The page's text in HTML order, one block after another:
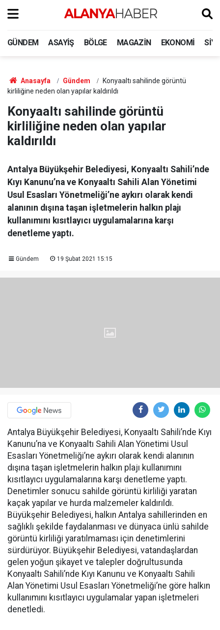
GÜNDEM ASAYIŞ BÖLGE MAGAZIN EKONOMI
Anasayfa Gündem
Konyaaltı sahilinde görüntü
kirliliğine neden olan yapılar kaldırıldı
Konyaaltı sahilinde görüntü
kirliliğine neden olan yapılar
kaldırıldı
Antalya Büyükşehir Belediyesi, Konyaaltı Sahili’nde
Kıyı Kanunu’na ve Konyaaltı Sahili Alan Yönetimi
Usul Esasları Yönetmeliği’ne aykırı olarak kendi
alanının dışına taşan işletmelerin halkın plajı
kullanımını kısıtlayıcı uygulamalarına karşı
denetleme yaptı.
Gündem 19 Şubat 2021 15:15
Antalya Büyükşehir Belediyesi, Konyaaltı Sahili’nde Kıyı
Kanunu’na ve Konyaaltı Sahili Alan Yönetimi Usul
Esasları Yönetmeliği’ne aykırı olarak kendi alanının
dışına taşan işletmelerin halkın plajı kullanımını
kısıtlayıcı uygulamalarına karşı denetleme yaptı.
Denetimler sonucu sahilde görüntü kirliliği yaratan
kaçak yapılar ve hurda malzemeler kaldırıldı.
Büyükşehir Belediyesi, halkın Antalya sahillerinden en
sağlıklı şekilde faydalanması ve dünyaca ünlü sahilde
görüntü kirliliği yaratılmaması için denetimlerini
sürdürüyor. Büyükşehir Belediyesi, vatandaşlardan
gelen yoğun şikayet ve talepler doğrultusunda
Konyaaltı Sahili’nde Kıyı Kanunu ve Konyaaltı Sahili
Alan Yönetimi Usul Esasları Yönetmeliği’ne göre halkın
kullanımını kısıtlayıcı uygulamalar yapan işletmeleri
denetledi.